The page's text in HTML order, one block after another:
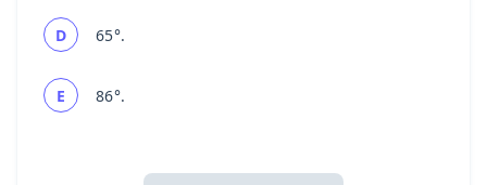
D 65°.
E 86°.